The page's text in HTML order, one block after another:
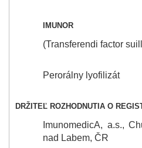
IMUNOR
(Transferendi factor
Perorálny lyofilizát
DRŽITEĽ ROZHODNUTIA O
ImunomedicA, a.s.,
nad Labem, ČR